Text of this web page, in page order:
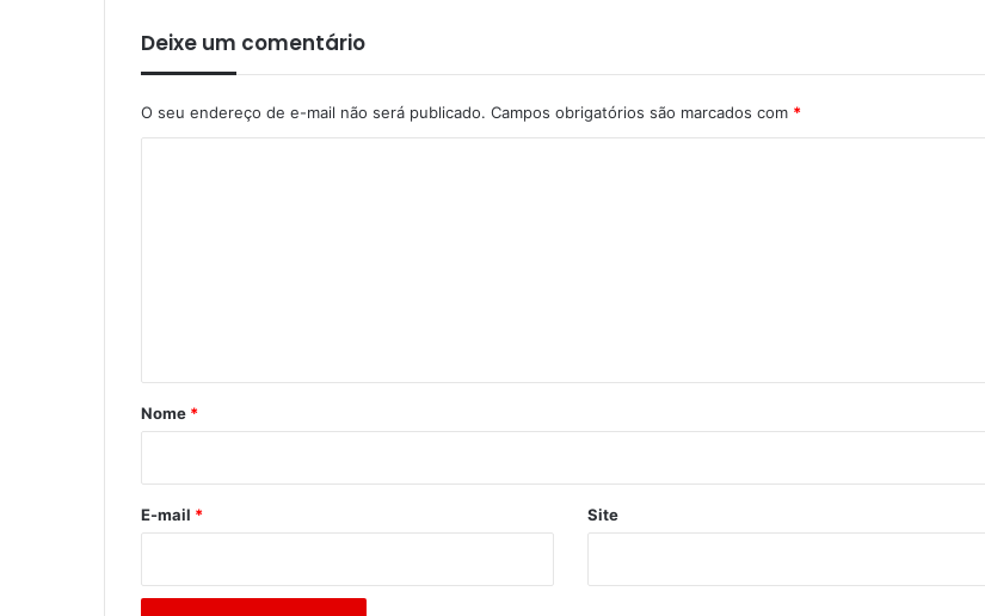
Deixe um comentário
O seu endereço de e-mail não será publicado. Campos obrigatórios são marcados com *
r
*
Nome *
E-mail * Site